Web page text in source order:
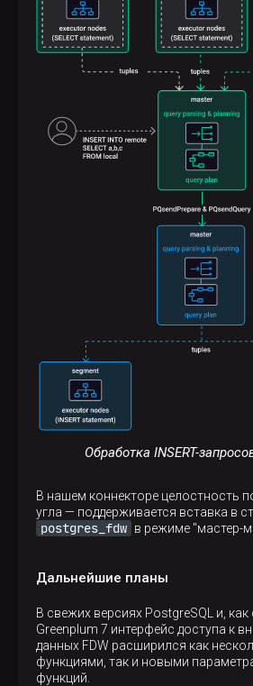
Обработка INSERT-
В нашем коннекторе целостность
угла — поддерживается вставка в
postgres_fdw в режиме "мастер-
Дальнейшие планы
В свежих версиях PostgreSQL и, как
Greenplum 7 интерфейс доступа к
данных FDW расширился как
функциями, так и новыми
функций.